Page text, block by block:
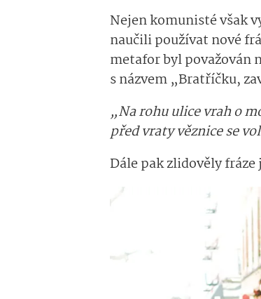
Nejen komunisté však
naučili používat nové
metafor byl považován
s názvem „Bratříčku,
„Na rohu ulice vrah o
před vraty věznice se
Dále pak zlidověly